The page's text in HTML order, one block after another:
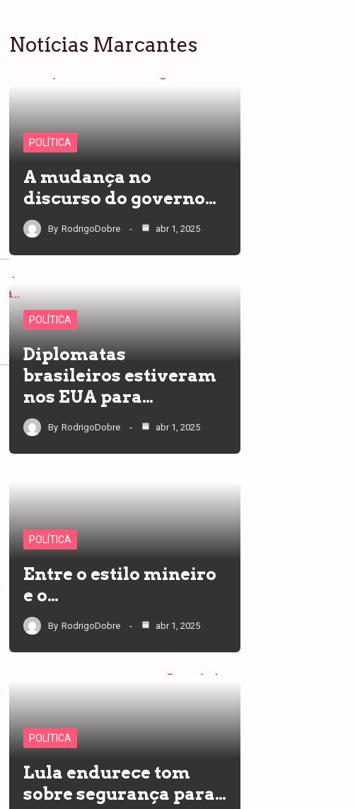
Notícias Marcantes
POLÍTICA
A mudança no
discurso do governo…
By RodrigoDobre abr 1, 2025
POLÍTICA
Diplomatas
brasileiros estiveram
nos EUA para…
By RodrigoDobre abr 1, 2025
POLÍTICA
Entre o estilo mineiro
e o…
By RodrigoDobre abr 1, 2025
POLÍTICA
Lula endurece tom
sobre segurança para…